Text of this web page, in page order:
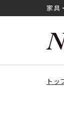
家具
トッ